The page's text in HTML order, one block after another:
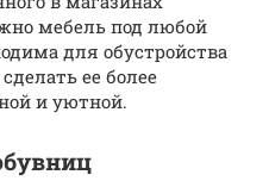
мебель под любой
для обустройства
ее более
и уютной.